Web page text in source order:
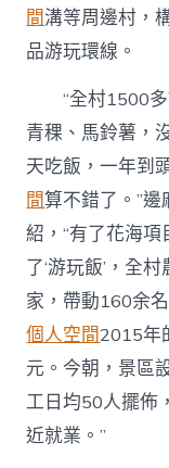
間溝等周邊村，
品游玩環線。
“全村1500
青稞、馬鈴薯，
天吃飯，一年到
間算不錯了。”
紹，“有了花海
了‘游玩飯’，全
家，帶動160余
個人空間2015年
元。今朝，景區
工日均50人擺佈
近就業。”